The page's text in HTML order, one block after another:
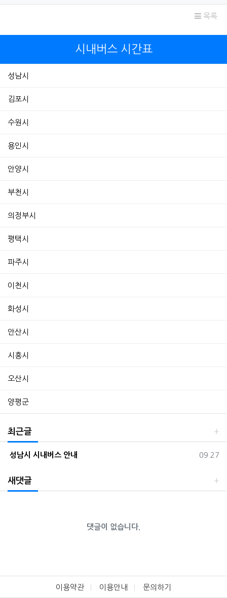
목록
시내버스 시간표
성남시
김포시
수원시
용인시
안양시
부천시
의정부시
평택시
파주시
이천시
화성시
안산시
시흥시
오산시
양평군
최근글
등록일
09.27
성남시 시내버스 안내
새댓글
댓글이 없습니다.
이용약관 이용안내 문의하기